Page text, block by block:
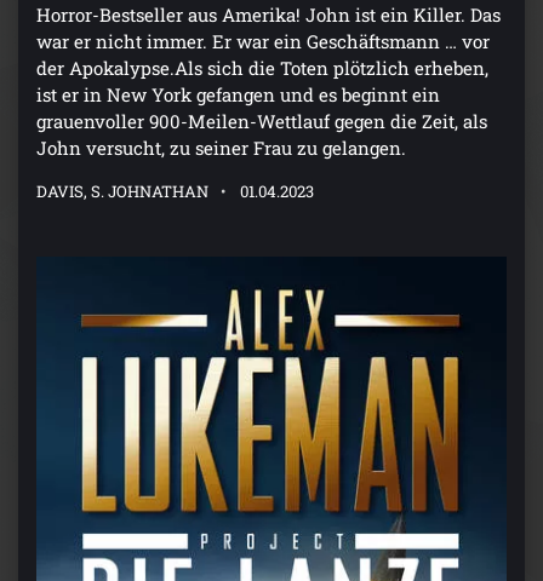
Horror-Bestseller aus Amerika! John ist ein Killer. Das
war er nicht immer. Er war ein Geschäftsmann … vor
der Apokalypse.Als sich die Toten plötzlich erheben,
ist er in New York gefangen und es beginnt ein
grauenvoller 900-Meilen-Wettlauf gegen die Zeit, als
John versucht, zu seiner Frau zu gelangen.
DAVIS, S. JOHNATHAN 01.04.2023